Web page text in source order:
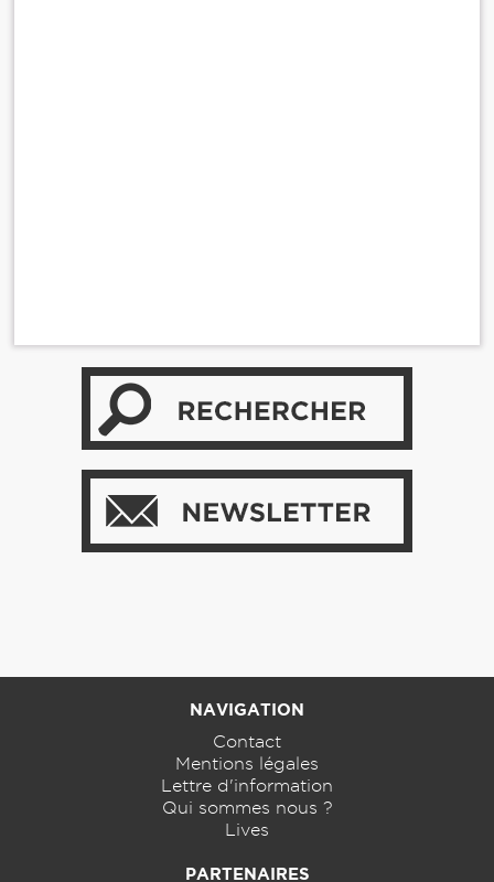
NAVIGATION
Contact
Mentions légales
Lettre d'information
Qui sommes nous ?
Lives
PARTENAIRES